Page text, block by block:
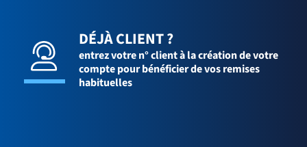
DÉJÀ CLIENT ?
entrez votre n° client à la création de votre
compte pour bénéficier de vos remises
habituelles